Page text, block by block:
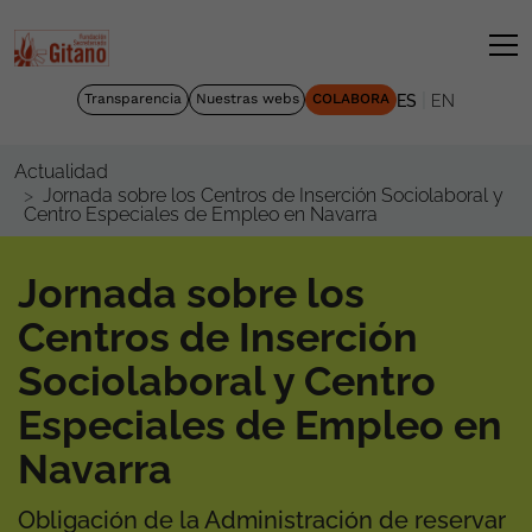
Transparencia Nuestras webs COLABORA ES EN
Actualidad
Jornada sobre los Centros de Inserción Sociolaboral y
Centro Especiales de Empleo en Navarra
Jornada sobre los
Centros de Inserción
Sociolaboral y Centro
Especiales de Empleo en
Navarra
Obligación de la Administración de reservar